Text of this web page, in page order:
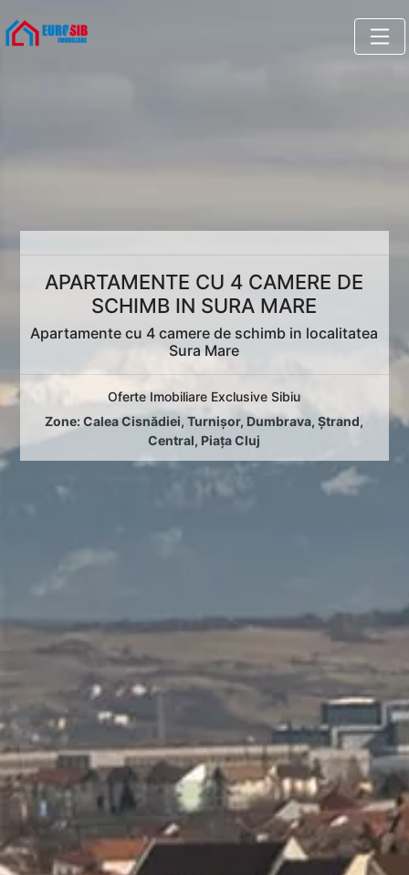
APARTAMENTE CU 4 CAMERE DE
SCHIMB IN SURA MARE
Apartamente cu 4 camere de schimb in localitatea
Sura Mare
Oferte Imobiliare Exclusive Sibiu
Zone:Calea Cisnădiei,Turnișor, Dumbrava,Ștrand,
Central, Piața Cluj